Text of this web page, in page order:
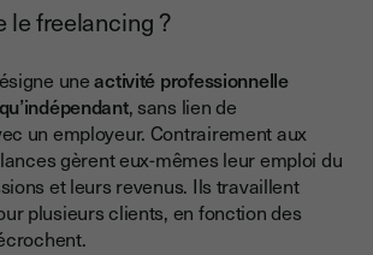
le freelancing ?
uneactivité professionnelle
, sans lien de
un employeur. Contrairement aux
gèrent eux-mêmes leur emploi du
et leurs revenus. Ils travaillent
plusieurs clients, en fonction des